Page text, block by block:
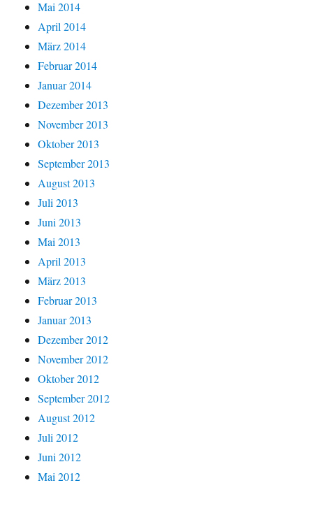
Mai 2014
April 2014
März 2014
Februar 2014
Januar 2014
Dezember 2013
November 2013
Oktober 2013
September 2013
August 2013
Juli 2013
Juni 2013
Mai 2013
April 2013
März 2013
Februar 2013
Januar 2013
Dezember 2012
November 2012
Oktober 2012
September 2012
August 2012
Juli 2012
Juni 2012
Mai 2012